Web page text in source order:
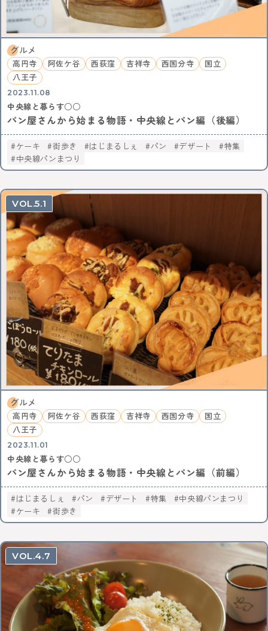
グルメ
高円寺 阿佐ケ谷 西荻窪 吉祥寺 西国分寺
国立
八王子
2023.11.08
中央線と暮らす○○
パン屋さんから始まる物語・中央線とパン編（後編）
ケーキ 街歩き はじまるしぇ パン デザート
特集
中央線パンまつり
5.1
グルメ
高円寺 阿佐ケ谷 西荻窪 吉祥寺 西国分寺
国立
八王子
2023.11.01
中央線と暮らす○○
パン屋さんから始まる物語・中央線とパン編（前編）
はじまるしぇ パン デザート 特集
中央線パンまつり
ケーキ
街歩き
4.7